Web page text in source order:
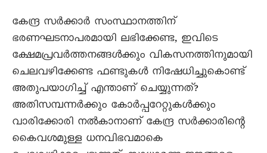
കേന്ദ്ര സർക്കാർ സംസ്ഥാനത്തിന്
ഭരണഘടനാപരമായി ലഭിക്കേണ്ട, ഇവിടെ
ക്ഷേമപ്രവർത്തനങ്ങൾക്കും വികസനത്തിനുമായി
ചെലവഴിക്കേണ്ട ഫണ്ടുകൾ നിഷേധിച്ചുകൊണ്ട്
അതുപയാഗിച്ച് എന്താണ് ചെയ്യുന്നത്?
അതിസമ്പന്നർക്കും കോർപ്പറേറ്റുകൾക്കും
വാരിക്കോരി നൽകാനാണ് കേന്ദ്ര സർക്കാരിന്റെ
കെെവശമുള്ള ധനവിഭവമാകെ